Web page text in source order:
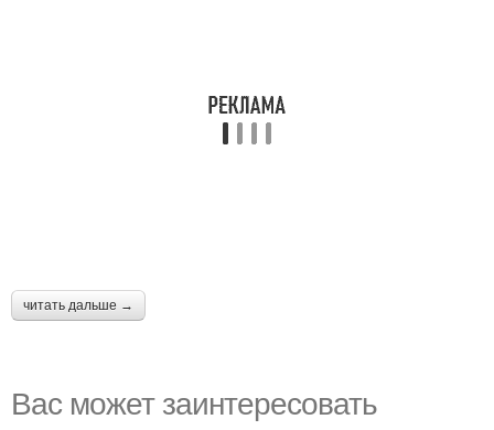
читать дальше →
Вас может заинтересовать